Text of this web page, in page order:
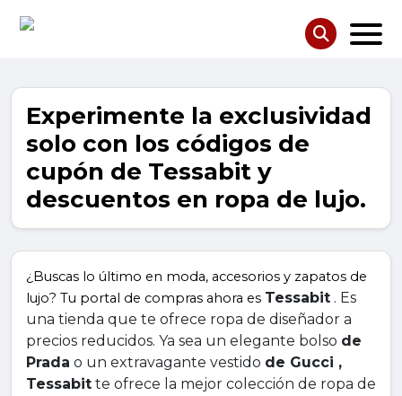
Experimente la exclusividad
solo con los códigos de
cupón de Tessabit y
descuentos en ropa de lujo.
¿Buscas lo último en moda, accesorios y zapatos de
lujo? Tu portal de compras ahora es Tessabit . Es
una tienda que te ofrece ropa de diseñador a
precios reducidos. Ya sea un elegante bolso de
Prada o un extravagante vestido de Gucci ,
Tessabit te ofrece la mejor colección de ropa de